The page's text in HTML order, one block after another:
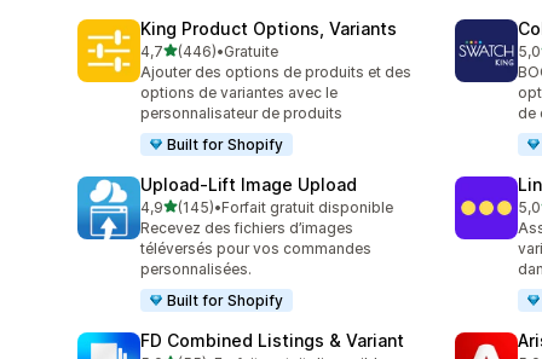
King Product Options, Variants
4,7étoile(s) sur 5
(446)
446 avis au total
•Gratuite
Ajouter des options de produits et des
options de variantes avec le
personnalisateur de produits
Built for Shopify
5,0
de
Upload‑Lift Image Upload
4,9étoile(s) sur 5
(145)
145 avis au total
•Forfait gratuit disponible
Recevez des fichiers d’images
téléversés pour vos commandes
personnalisées.
Built for Shopify
5,0
FD Combined Listings & Variant